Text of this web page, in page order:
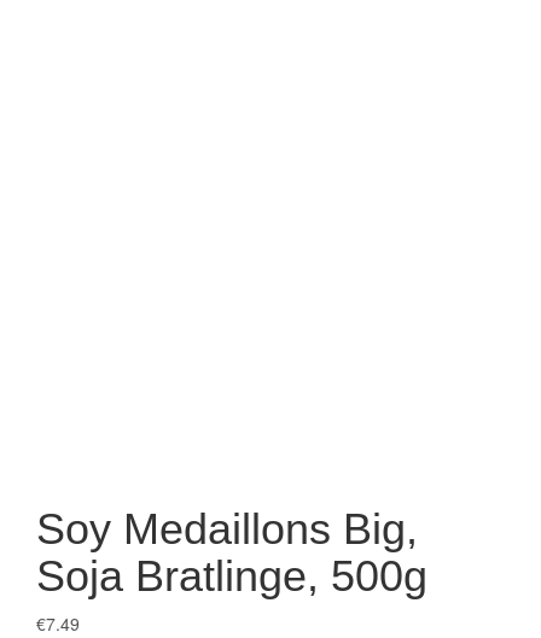
Soy Medaillons Big,
Soja Bratlinge, 500g
€7.49